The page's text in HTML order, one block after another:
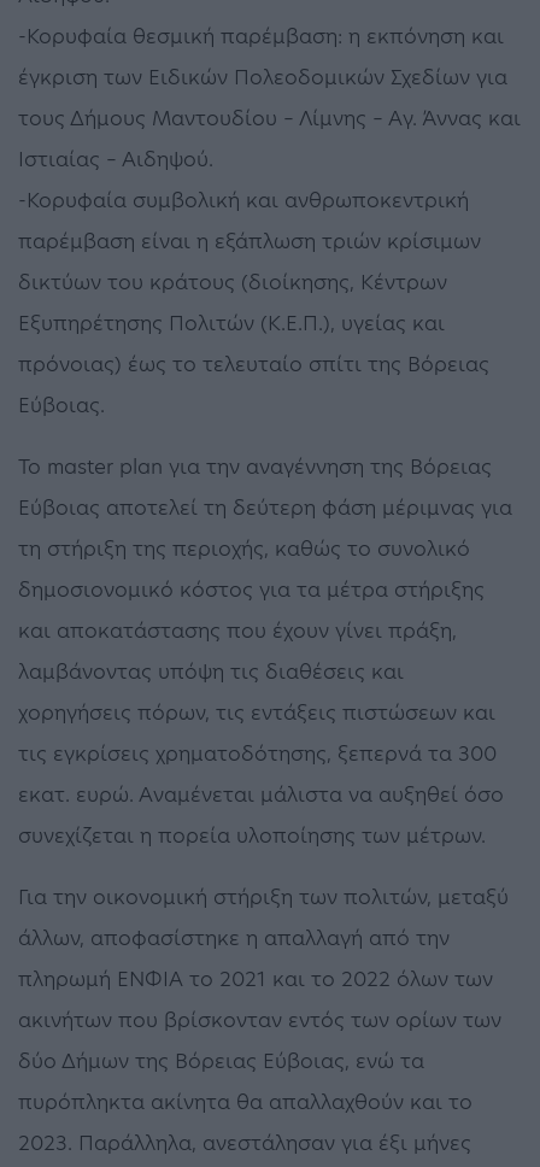
-Κορυφαία θεσμική παρέμβαση: η εκπόνηση και
έγκριση των Ειδικών Πολεοδομικών Σχεδίων για
τους Δήμους Μαντουδίου – Λίμνης – Αγ. Άννας και
Ιστιαίας – Αιδηψού.
-Κορυφαία συμβολική και ανθρωποκεντρική
παρέμβαση είναι η εξάπλωση τριών κρίσιμων
δικτύων του κράτους (διοίκησης, Κέντρων
Εξυπηρέτησης Πολιτών (Κ.Ε.Π.), υγείας και
πρόνοιας) έως το τελευταίο σπίτι της Βόρειας
Εύβοιας.
Το master plan για την αναγέννηση της Βόρειας
Εύβοιας αποτελεί τη δεύτερη φάση μέριμνας για
τη στήριξη της περιοχής, καθώς το συνολικό
δημοσιονομικό κόστος για τα μέτρα στήριξης
και αποκατάστασης που έχουν γίνει πράξη,
λαμβάνοντας υπόψη τις διαθέσεις και
χορηγήσεις πόρων, τις εντάξεις πιστώσεων και
τις εγκρίσεις χρηματοδότησης, ξεπερνά τα 300
εκατ. ευρώ. Αναμένεται μάλιστα να αυξηθεί όσο
συνεχίζεται η πορεία υλοποίησης των μέτρων.
Για την οικονομική στήριξη των πολιτών, μεταξύ
άλλων, αποφασίστηκε η απαλλαγή από την
πληρωμή ΕΝΦΙΑ το 2021 και το 2022 όλων των
ακινήτων που βρίσκονταν εντός των ορίων των
δύο Δήμων της Βόρειας Εύβοιας, ενώ τα
πυρόπληκτα ακίνητα θα απαλλαχθούν και το
2023. Παράλληλα, ανεστάλησαν για έξι μήνες